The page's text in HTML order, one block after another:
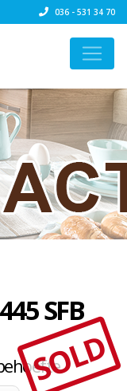
036 - 531 34 70
SFB
SOLD